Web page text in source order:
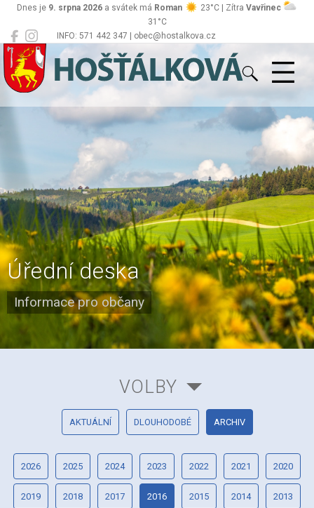
INFO: 571 442 347 | obec@hostalkova.cz
Dnes je 9. srpna 2026 a svátek má Roman 23°C | Zítra Vavřinec
31°C
Hošťálková
Úřední deska
Informace pro občany
VOLBY
AKTUÁLNÍ DLOUHODOBÉ ARCHIV
2026 2025 2024 2023 2022 2021 2020
2019 2018 2017 2016 2015 2014 2013